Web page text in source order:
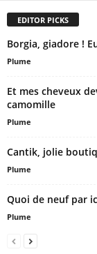
EDITOR PICKS
Borgia, giadore !
Plume
Et mes cheveux
camomille
Plume
Cantik, jolie
Plume
Quoi de neuf par
Plume